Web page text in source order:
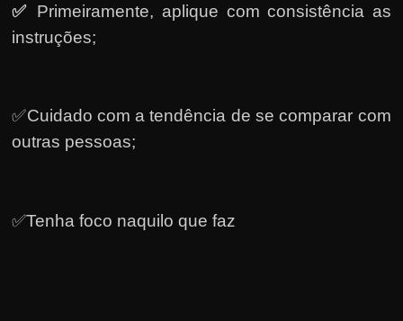
✅ Primeiramente, aplique com consistência as
instruções;
✅Cuidado com a tendência de se comparar com
outras pessoas;
✅Tenha foco naquilo que faz